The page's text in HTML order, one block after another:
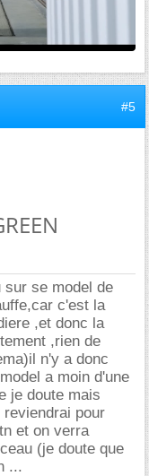
#5
sur se model de
c'est la
,et donc la
,rien de
n'y a donc
a moin d'une
je doute mais
pour
et on verra
(je doute que
...